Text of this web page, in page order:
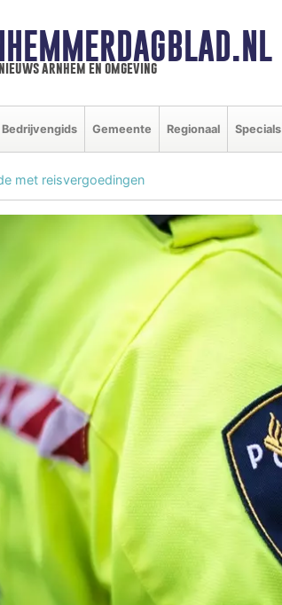
arnhem en omgeving
Bedrijvengids Gemeente Regionaal Specials
met reisvergoedingen